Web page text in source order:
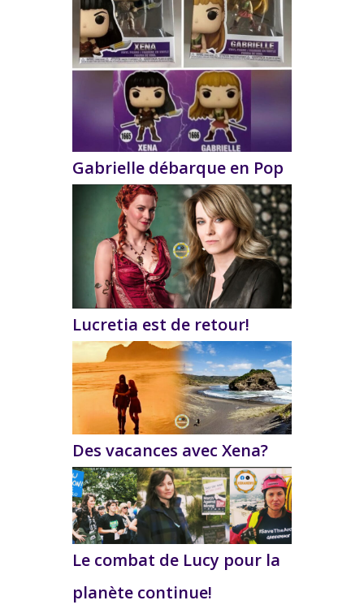
Gabrielle débarque en Pop
Lucretia est de retour!
Des vacances avec Xena?
Le combat de Lucy pour la
planète continue!